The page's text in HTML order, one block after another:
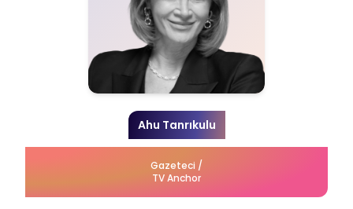
Ahu Tanrıkulu
Gazeteci /
TV Anchor